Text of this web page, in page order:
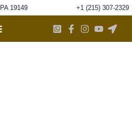
19149 +1 (215) 307-2329